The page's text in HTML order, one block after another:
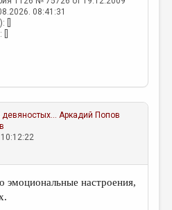
08:41:31
[]
Аркадий Попов
эмоциональные настроения,